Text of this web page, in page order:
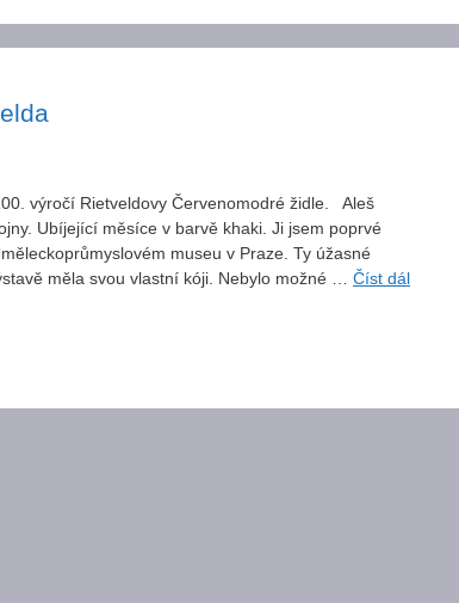
výročí Rietveldovy Červenomodré židle. Aleš
Ubíjející měsíce v barvě khaki. Ji jsem poprvé
museu v Praze. Ty úžasné
měla svou vlastní kóji. Nebylo možné … Číst dál